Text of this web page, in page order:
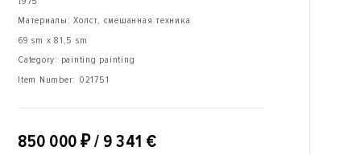
Материалы: Холст, смешанная техника
69 sm x 81,5 sm
Category: painting painting
Item Number: 021751
850 000 ₽/ 9 341 €